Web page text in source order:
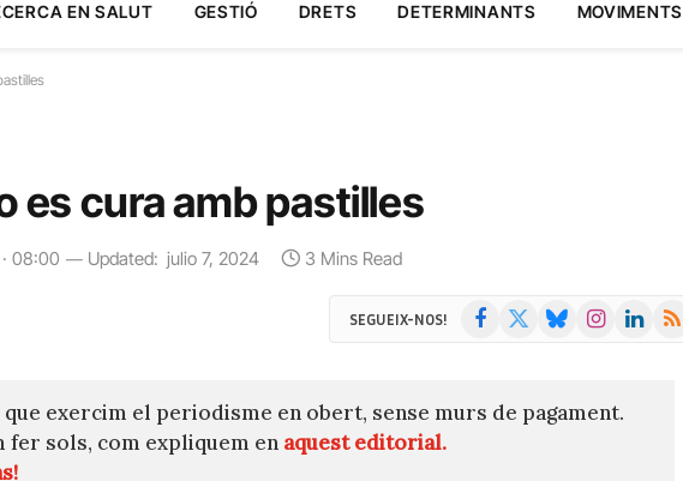
EN SALUT GESTIÓ DRETS DETERMINANTS MOVIMENTS
es cura amb pastilles
08:00 Updated: julio 7, 2024 3 Mins Read
SEGUEIX-NOS! Facebook BlueskyInstagramLinkedIn
RSS
que exercim el periodisme en obert, sense murs de pagament.
fer sols, com expliquem en aquest editorial.